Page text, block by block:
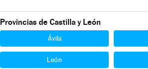
Provincias de Castilla y León
Ávila
León